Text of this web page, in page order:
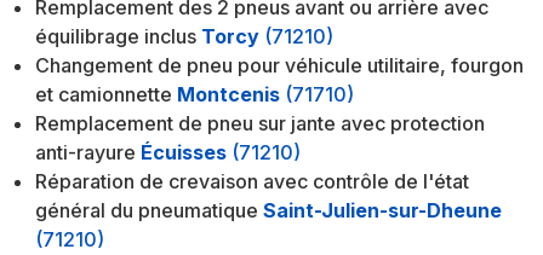
Remplacement des 2 pneus avant ou arrière avec
équilibrage inclus Torcy (71210)
Changement de pneu pour véhicule utilitaire, fourgon
et camionnette Montcenis (71710)
Remplacement de pneu sur jante avec protection
anti-rayure Écuisses (71210)
Réparation de crevaison avec contrôle de l'état
général du pneumatique Saint-Julien-sur-Dheune
(71210)